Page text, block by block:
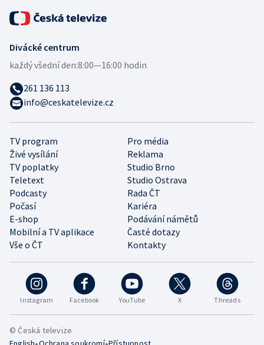
Instagram Facebook YouTube X Threads
TV program
Pro média
Živé vysílání
Reklama
TV poplatky
Studio Brno
Teletext
Studio Ostrava
Podcasty
Rada ČT
Počasí
Kariéra
E-shop
Podávání námětů
Mobilní a TV aplikace
Časté dotazy
Vše o ČT
Kontakty
Divácké centrum
každý všední den:8:00—16:00 hodin
261 136 113
info@ceskatelevize.cz
© Česká televize